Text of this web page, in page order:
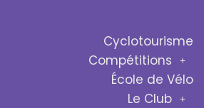
Cyclotourisme
Compétitions
École de Vélo
Le Club